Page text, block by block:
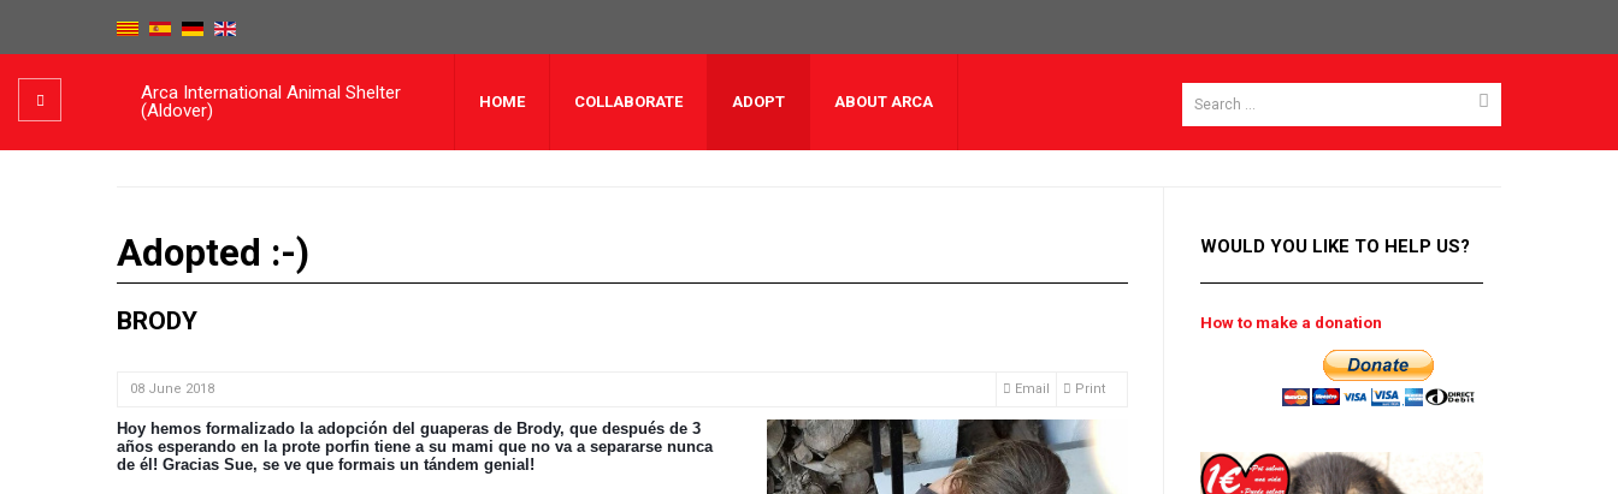
Arca International Animal Shelter
(Aldover)
HOME COLLABORATE ADOPT ABOUT ARCA
Adopted :-)
BRODY
08 June 2018 Print
Email
Hoy hemos formalizado la adopción del guaperas de Brody, que después de 3
años esperando en la prote porfin tiene a su mami que no va a separarse nunca
de él! Gracias Sue, se ve que formais un tándem genial!
WOULD YOU LIKE TO HELP US?
How to make a donation